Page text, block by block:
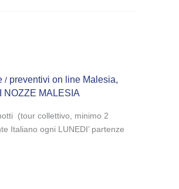
/ preventivi on line Malesia,
NOZZE MALESIA
(tour collettivo, minimo 2
Italiano ogni LUNEDI’ partenze